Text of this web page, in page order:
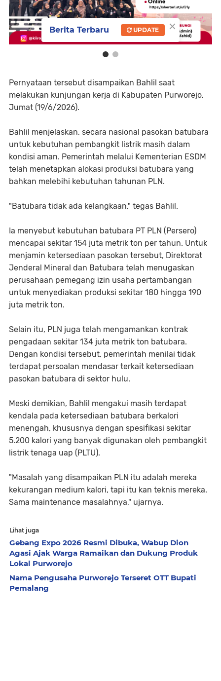
Pernyataan tersebut disampaikan Bahlil saat
melakukan kunjungan kerja di Kabupaten Purworejo,
Jumat (19/6/2026).
Bahlil menjelaskan, secara nasional pasokan batubara
untuk kebutuhan pembangkit listrik masih dalam
kondisi aman. Pemerintah melalui Kementerian ESDM
telah menetapkan alokasi produksi batubara yang
bahkan melebihi kebutuhan tahunan PLN.
"Batubara tidak ada kelangkaan," tegas Bahlil.
Ia menyebut kebutuhan batubara PT PLN (Persero)
mencapai sekitar 154 juta metrik ton per tahun. Untuk
menjamin ketersediaan pasokan tersebut, Direktorat
Jenderal Mineral dan Batubara telah menugaskan
perusahaan pemegang izin usaha pertambangan
untuk menyediakan produksi sekitar 180 hingga 190
juta metrik ton.
Selain itu, PLN juga telah mengamankan kontrak
pengadaan sekitar 134 juta metrik ton batubara.
Dengan kondisi tersebut, pemerintah menilai tidak
terdapat persoalan mendasar terkait ketersediaan
pasokan batubara di sektor hulu.
Meski demikian, Bahlil mengakui masih terdapat
kendala pada ketersediaan batubara berkalori
menengah, khususnya dengan spesifikasi sekitar
5.200 kalori yang banyak digunakan oleh pembangkit
listrik tenaga uap (PLTU).
"Masalah yang disampaikan PLN itu adalah mereka
kekurangan medium kalori, tapi itu kan teknis mereka.
Sama maintenance masalahnya," ujarnya.
Lihat juga
Gebang Expo 2026 Resmi Dibuka, Wabup Dion
Agasi Ajak Warga Ramaikan dan Dukung Produk
Lokal Purworejo
Nama Pengusaha Purworejo Terseret OTT Bupati
Pemalang
×
Berita Terbaru UPDATE